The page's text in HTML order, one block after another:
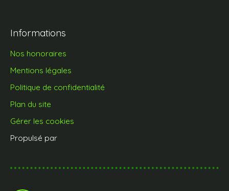
Informations
Nos honoraires
Mentions légales
Politique de confidentialité
Plan du site
Gérer les cookies
Propulsé par